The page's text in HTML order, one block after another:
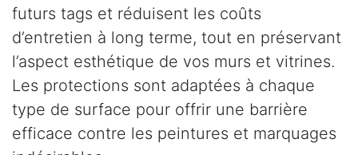
futurs tags et réduisent les coûts
d’entretien à long terme, tout en préservant
l’aspect esthétique de vos murs et vitrines.
Les protections sont adaptées à chaque
type de surface pour offrir une barrière
efficace contre les peintures et marquages